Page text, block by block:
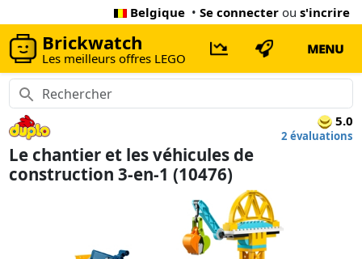
Belgique • Se connecter ou s'incrire
Brickwatch
Les meilleurs offres LEGO
MENU
5.0
2 évaluations
Le chantier et les véhicules de
construction 3-en-1 (10476)